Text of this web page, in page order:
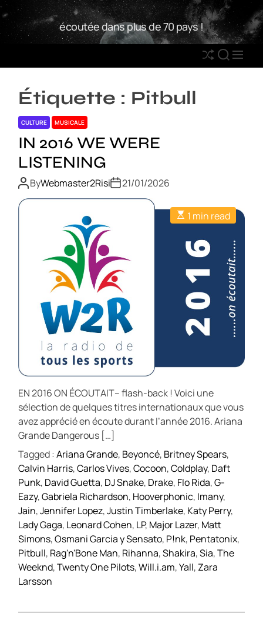
S
k
i
W
2
R
écoutée dans plus de 70 pays !
S
h
S
E
M
E
Étiquette : Pitbull
CULTURE MUSICALE
IN 2016 WE WERE
LISTENING
ByWebmaster2Risi 21/01/2026
1 min read
EN 2016 ON ÉCOUTAIT– flash-back ! Voici une
sélection de quelques titres internationaux que vous
avez apprécié en écoute durant l’année 2016. Ariana
Grande Dangerous […]
Tagged :Ariana Grande, Beyoncé, Britney Spears,
Calvin Harris,Carlos Vives,Cocoon,Coldplay, Daft
Punk, David Guetta, DJ Snake, Drake, Flo Rida,G-
Eazy,Gabriela Richardson, Hooverphonic, Imany,
Jain,Jennifer Lopez,Justin Timberlake, Katy Perry,
Lady Gaga, Leonard Cohen, LP, Major Lazer, Matt
Simons,Osmani Garcia y Sensato, P!nk, Pentatonix,
Pitbull, Rag'n'Bone Man, Rihanna,Shakira,Sia,The
Weeknd,Twenty One Pilots,Will.i.am,Yall, Zara
Larsson